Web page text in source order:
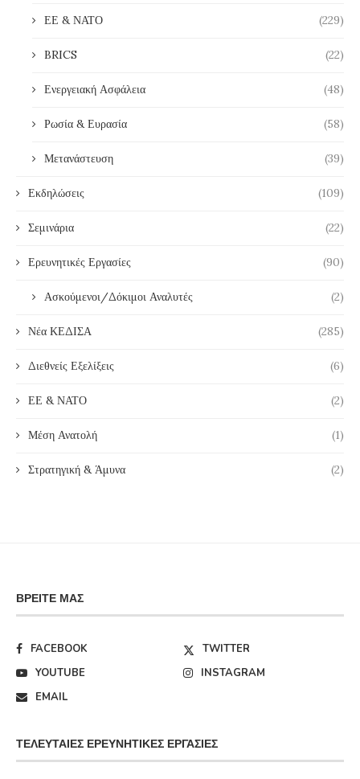
ΕΕ & ΝΑΤΟ (229)
BRICS (22)
Ενεργειακή Ασφάλεια (48)
Ρωσία & Ευρασία (58)
Μετανάστευση (39)
Εκδηλώσεις (109)
Σεμινάρια (22)
Ερευνητικές Εργασίες (90)
Ασκούμενοι/Δόκιμοι Αναλυτές (2)
Νέα ΚΕΔΙΣΑ (285)
Διεθνείς Εξελίξεις (6)
ΕΕ & ΝΑΤΟ (2)
Μέση Ανατολή (1)
Στρατηγική & Άμυνα (2)
ΒΡΕΊΤΕ ΜΑΣ
FACEBOOK
TWITTER
YOUTUBE
INSTAGRAM
EMAIL
ΤΕΛΕΥΤΑΊΕΣ ΕΡΕΥΝΗΤΙΚΈΣ ΕΡΓΑΣΊΕΣ